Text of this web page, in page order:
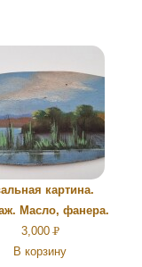
картина.
Масло, фанера.
3,000Р
УБ.
В корзину